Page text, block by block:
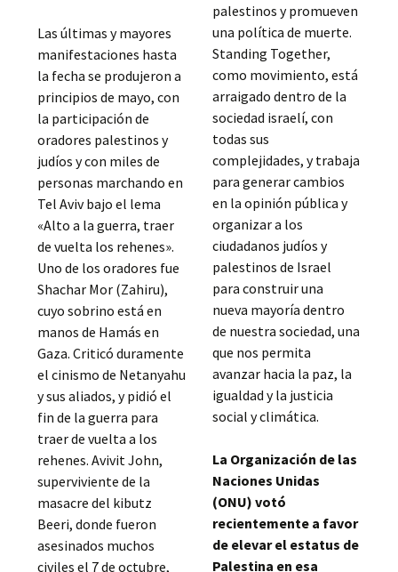
Las últimas y mayores
manifestaciones hasta
la fecha se produjeron a
principios de mayo, con
la participación de
oradores palestinos y
judíos y con miles de
personas marchando en
Tel Aviv bajo el lema
«Alto a la guerra, traer
de vuelta los rehenes».
Uno de los oradores fue
Shachar Mor (Zahiru),
cuyo sobrino está en
manos de Hamás en
Gaza. Criticó duramente
el cinismo de Netanyahu
y sus aliados, y pidió el
fin de la guerra para
traer de vuelta a los
rehenes. Avivit John,
superviviente de la
masacre del kibutz
Beeri, donde fueron
asesinados muchos
civiles el 7 de octubre,
palestinos y promueven
una política de muerte.
Standing Together,
como movimiento, está
arraigado dentro de la
sociedad israelí, con
todas sus
complejidades, y trabaja
para generar cambios
en la opinión pública y
organizar a los
ciudadanos judíos y
palestinos de Israel
para construir una
nueva mayoría dentro
de nuestra sociedad, una
que nos permita
avanzar hacia la paz, la
igualdad y la justicia
social y climática.
La Organización de las
Naciones Unidas
(ONU) votó
recientemente a favor
de elevar el estatus de
Palestina en esa